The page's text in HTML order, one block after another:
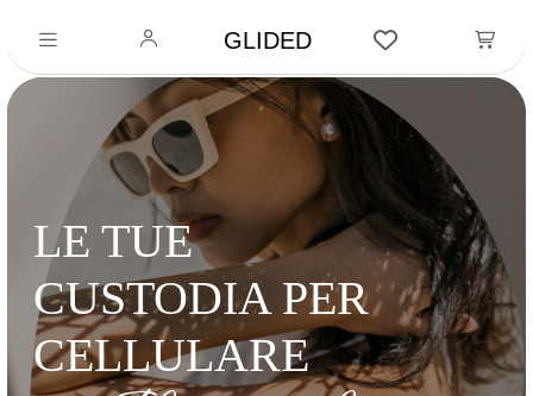
GLIDED
LE TUE
CUSTODIA PER
CELLULARE